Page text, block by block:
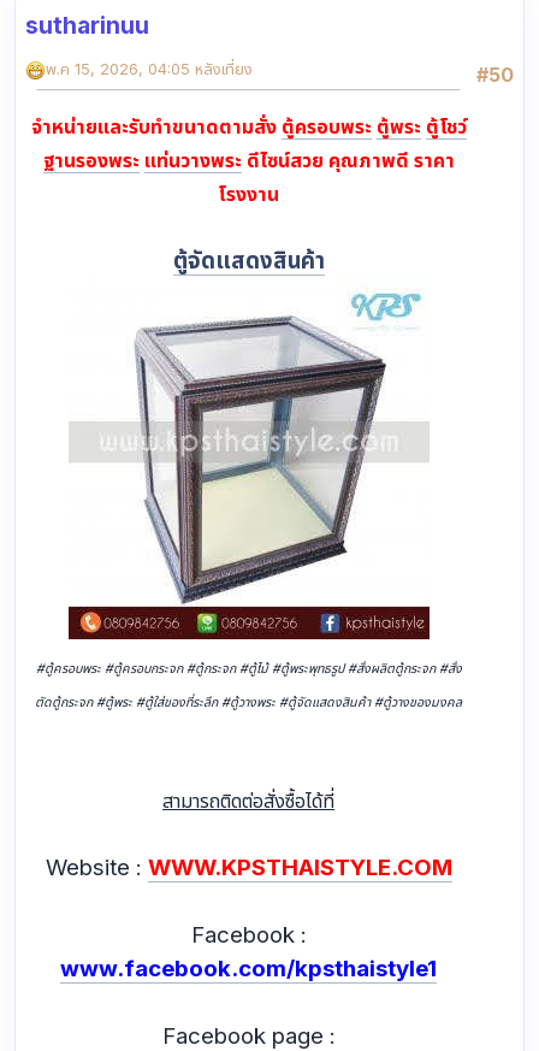
sutharinuu
#50
พ.ค 15, 2026, 04:05 หลังเที่ยง
จำหน่ายและรับทำขนาดตามสั่ง ตู้ครอบพระ ตู้พระ ตู้โชว์
ฐานรองพระ แท่นวางพระ ดีไซน์สวย คุณภาพดี ราคา
โรงงาน
ตู้จัดแสดงสินค้า
#ตู้ครอบพระ #ตู้ครอบกระจก #ตู้กระจก #ตู้ไม้ #ตู้พระพุทธรูป #สั่งผลิตตู้กระจก #สั่ง
ตัดตู้กระจก #ตู้พระ #ตู้ใส่ของที่ระลึก #ตู้วางพระ #ตู้จัดแสดงสินค้า #ตู้วางของมงคล
สามารถติดต่อสั่งซื้อได้ที่
Website : WWW.KPSTHAISTYLE.COM
Facebook :
www.facebook.com/kpsthaistyle1
Facebook page :